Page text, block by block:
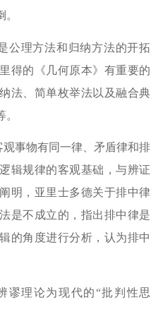
公理方法和归纳方法的开拓
得的《几何原本》有重要的
法、简单枚举法以及融合典
事物有同一律、矛盾律和排
辑规律的客观基础，与辨证
明，亚里士多德关于排中律
是不成立的，指出排中律是
的角度进行分析，认为排中
谬理论为现代的“批判性思